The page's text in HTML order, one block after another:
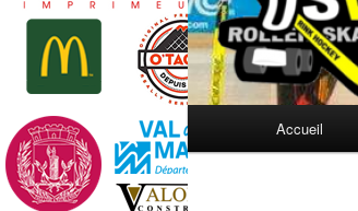
Accueil